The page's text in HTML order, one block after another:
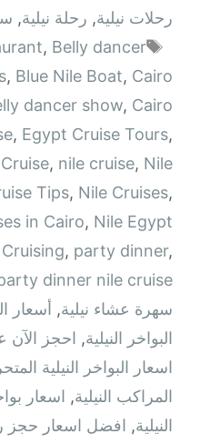
رحلات نيلية, رحلة نيلية,
الوسوم
, Belly dancer
, Blue Nile Boat, Cairo
dancer show, Cairo
, Egypt Cruise Tours,
, nile cruise, Nile
Tips, Nile Cruises,
in Cairo, Nile Egypt
, party dinner,
dinner nile cruise
سهرة عشاء نيلية, أسعار
البواخر النيلية, احجز الآن
اسعار البواخر النيلية
المراكب النيلية, اسعار
النيلية, افضل اسعار حجز